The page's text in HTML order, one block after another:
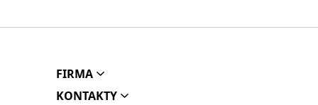
FIRMA
KONTAKTY